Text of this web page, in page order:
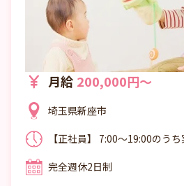
月給 200,000円～
埼玉県新座市
【正社員】 7:00～19:00のう
い、希望に添える様作成して
完全週休2日制